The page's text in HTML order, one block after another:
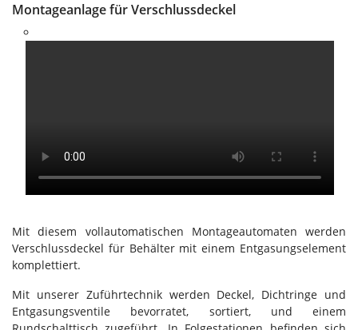
Montageanlage für Verschlussdeckel
Mit diesem vollautomatischen Montageautomaten werden
Verschlussdeckel für Behälter mit einem Entgasungselement
komplettiert.
Mit unserer Zuführtechnik werden Deckel, Dichtringe und
Entgasungsventile bevorratet, sortiert, und einem